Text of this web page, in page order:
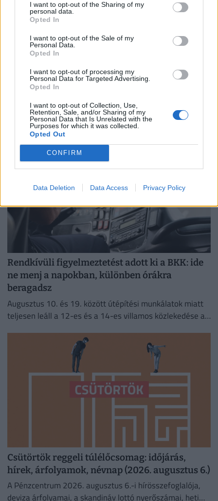
I want to opt-out of the Sharing of my
personal data.
Opted In
I want to opt-out of the Sale of my
Personal Data.
Opted In
I want to opt-out of processing my
Personal Data for Targeted Advertising.
Opted In
I want to opt-out of Collection, Use,
Retention, Sale, and/or Sharing of my
Personal Data that Is Unrelated with the
Purposes for which it was collected.
Opted Out
CONFIRM
Data Deletion Data Access Privacy Policy
Már nem működik a régi last minute trükk:
durván ráfázhat, aki az utolsó pillanatig vár a
nyaralással
Javában tart a nyári szezon, mégis sokan csak most
keresik a tökéletes utazást.
Rendkívüli figyelmeztetést adott ki a BKK: ide
ne menj a napokban, különben órákra
beragadsz
Augusztus 10. és 19. között útépítési munkálatok miatt
teljesen leáll a 12-es és a 14-es villamos közlekedése a
Csütörtök reggeli túlélőcsomag: időjárás,
hírek, árfolyamok, névnap (2026. augusztus 6.)
A Pénzcentrum 2026. augusztus 6.-i hírösszefoglalója,
deviza árfolyamai, a skandináv lottó nyerőszámai, heti